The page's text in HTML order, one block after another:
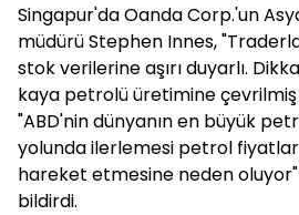
Singapur'da Oanda Corp.'un
müdürü Stephen Innes,
stok verilerine aşırı duyarlı.
kaya petrolü üretimine
"ABD'nin dünyanın en büyük
yolunda ilerlemesi petrol
hareket etmesine neden
bildirdi.